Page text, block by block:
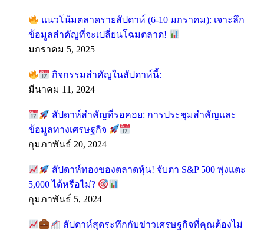
แนวโน้มตลาดรายสัปดาห์ (6-10 มกราคม): เจาะลึก
ข้อมูลสำคัญที่จะเปลี่ยนโฉมตลาด!
มกราคม 5, 2025
กิจกรรมสำคัญในสัปดาห์นี้:
มีนาคม 11, 2024
สัปดาห์สำคัญที่รอคอย: การประชุมสำคัญและ
ข้อมูลทางเศรษฐกิจ
กุมภาพันธ์ 20, 2024
สัปดาห์ทองของตลาดหุ้น! จับตา S&P 500 พุ่งแตะ
5,000 ได้หรือไม่?
กุมภาพันธ์ 5, 2024
สัปดาห์สุดระทึกกับข่าวเศรษฐกิจที่คุณต้องไม่